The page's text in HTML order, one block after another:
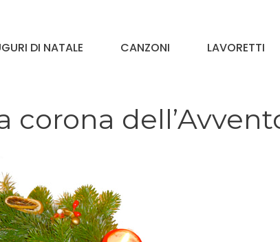
DI NATALE CANZONI LAVORETTI
corona